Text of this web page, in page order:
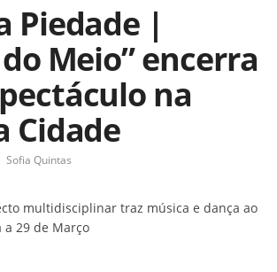
Piedade |
Meio” encerra
na
Cidade
Sofia Quintas
multidisciplinar traz música e dança ao
a 29 de Março